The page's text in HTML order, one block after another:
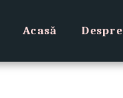
Acasă Despre